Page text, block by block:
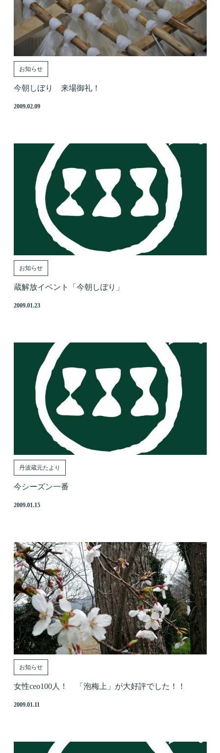
お知らせ
今朝しぼり 来場御礼！
2009.02.09
お知らせ
蔵解放イベント「今朝しぼり」
2009.01.23
丹波蔵元たより
今シーズン一番
2009.01.15
お知らせ
女性ceo100人！ 「泡梅上」が大好評でした！！
2009.01.11